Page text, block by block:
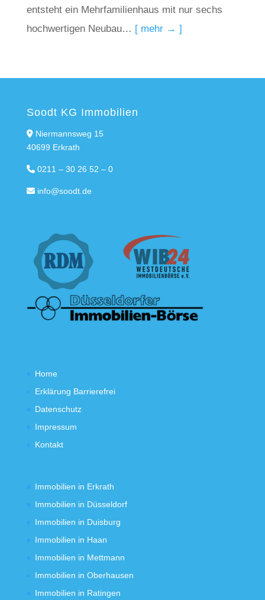
entsteht ein Mehrfamilienhaus mit nur sechs
hochwertigen Neubau… [ mehr → ]
Soodt KG Immobilien
Niermannsweg 15
40699 Erkrath
0211 – 30 26 52 – 0
info@soodt.de
Home
Erklärung Barrierefrei
Datenschutz
Impressum
Kontakt
Immobilien in Erkrath
Immobilien in Düsseldorf
Immobilien in Duisburg
Immobilien in Haan
Immobilien in Mettmann
Immobilien in Oberhausen
Immobilien in Ratingen